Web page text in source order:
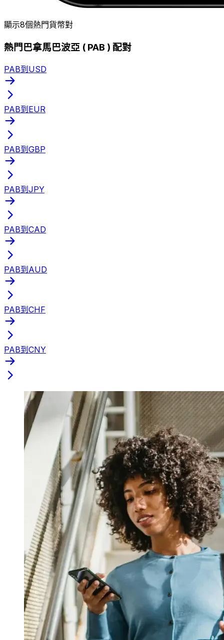
顯示8個熱門貨幣對
熱門巴拿馬巴波亞 ( PAB ) 配對
PAB到USD
PAB到EUR
PAB到GBP
PAB到JPY
PAB到CAD
PAB到AUD
PAB到CHF
PAB到CNY